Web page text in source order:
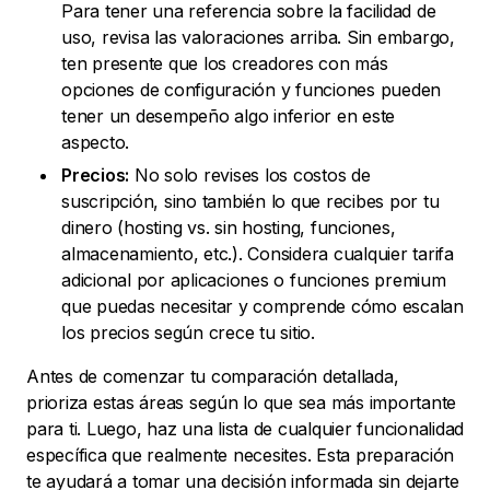
Para tener una referencia sobre la facilidad de
uso, revisa las valoraciones arriba. Sin embargo,
ten presente que los creadores con más
opciones de configuración y funciones pueden
tener un desempeño algo inferior en este
aspecto.
Precios: No solo revises los costos de
suscripción, sino también lo que recibes por tu
dinero (hosting vs. sin hosting, funciones,
almacenamiento, etc.). Considera cualquier tarifa
adicional por aplicaciones o funciones premium
que puedas necesitar y comprende cómo escalan
los precios según crece tu sitio.
Antes de comenzar tu comparación detallada,
prioriza estas áreas según lo que sea más importante
para ti. Luego, haz una lista de cualquier funcionalidad
específica que realmente necesites. Esta preparación
te ayudará a tomar una decisión informada sin dejarte